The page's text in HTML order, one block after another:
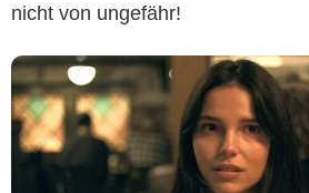
nicht von ungefähr!